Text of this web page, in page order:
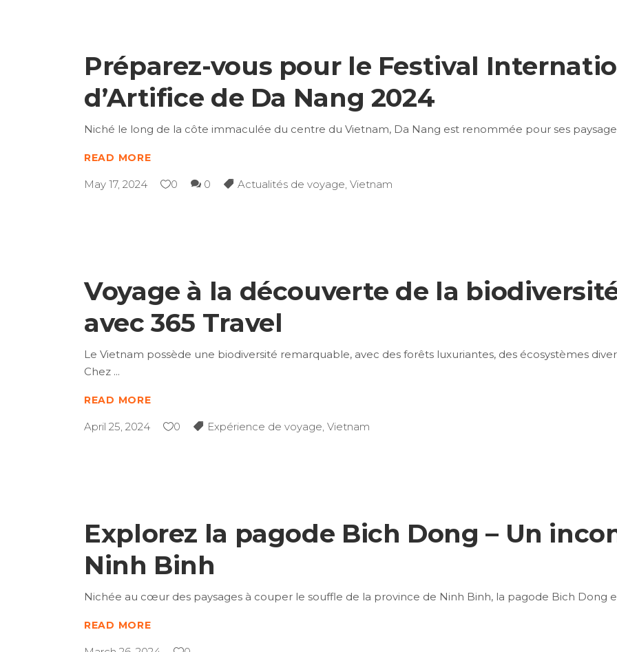
Préparez-vous pour le Festival
d’Artifice de Da Nang 2024
Niché le long de la côte immaculée du centre du Vietnam, Da Nang est renommée pour ses
READ MORE
May 17, 2024 0 0 Actualités de voyage, Vietnam
Voyage à la découverte de la
avec 365 Travel
Le Vietnam possède une biodiversité remarquable, avec des forêts luxuriantes, des écosystèmes
Chez
READ MORE
April 25, 2024 0 Expérience de voyage, Vietnam
Explorez la pagode Bich Dong – Un
Ninh Binh
Nichée au cœur des paysages à couper le souffle de la province de Ninh Binh, la pagode Bich Dong
READ MORE